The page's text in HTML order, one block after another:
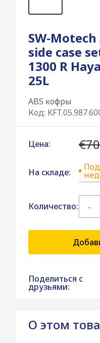
SW-Motech
side case
1300 R
25L
ABS кофры
Код:
Цена:
На складе:
Под
Количество: -
Поделиться с
друзьями:
О этом